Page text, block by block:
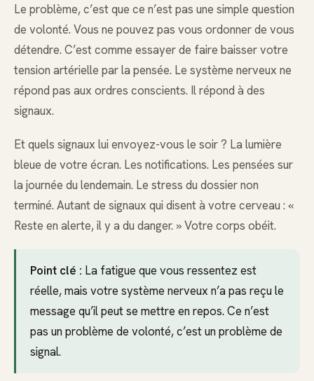
Le problème, c’est que ce n’est pas une simple question
de volonté. Vous ne pouvez pas vous ordonner de vous
détendre. C’est comme essayer de faire baisser votre
tension artérielle par la pensée. Le système nerveux ne
répond pas aux ordres conscients. Il répond à des
signaux.
Et quels signaux lui envoyez-vous le soir ? La lumière
bleue de votre écran. Les notifications. Les pensées sur
la journée du lendemain. Le stress du dossier non
terminé. Autant de signaux qui disent à votre cerveau : «
Reste en alerte, il y a du danger. » Votre corps obéit.
Point clé : La fatigue que vous ressentez est
réelle, mais votre système nerveux n’a pas reçu le
message qu’il peut se mettre en repos. Ce n’est
pas un problème de volonté, c’est un problème de
signal.